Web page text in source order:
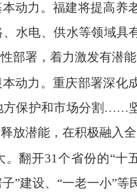
动力。福建将提高养
水电、供水等领域
部署，着力激发有潜
动力。重庆部署深化
保护和市场分割……
放潜能，在积极融入
翻开31个省份的“十
”建设、“一老一小”